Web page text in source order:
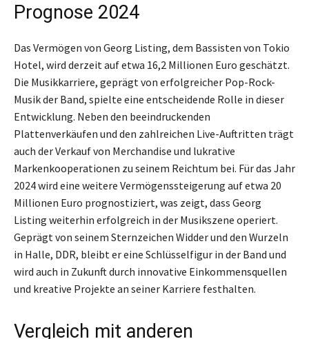
Prognose 2024
Das Vermögen von Georg Listing, dem Bassisten von Tokio
Hotel, wird derzeit auf etwa 16,2 Millionen Euro geschätzt.
Die Musikkarriere, geprägt von erfolgreicher Pop-Rock-
Musik der Band, spielte eine entscheidende Rolle in dieser
Entwicklung. Neben den beeindruckenden
Plattenverkäufen und den zahlreichen Live-Auftritten trägt
auch der Verkauf von Merchandise und lukrative
Markenkooperationen zu seinem Reichtum bei. Für das Jahr
2024 wird eine weitere Vermögenssteigerung auf etwa 20
Millionen Euro prognostiziert, was zeigt, dass Georg
Listing weiterhin erfolgreich in der Musikszene operiert.
Geprägt von seinem Sternzeichen Widder und den Wurzeln
in Halle, DDR, bleibt er eine Schlüsselfigur in der Band und
wird auch in Zukunft durch innovative Einkommensquellen
und kreative Projekte an seiner Karriere festhalten.
Vergleich mit anderen